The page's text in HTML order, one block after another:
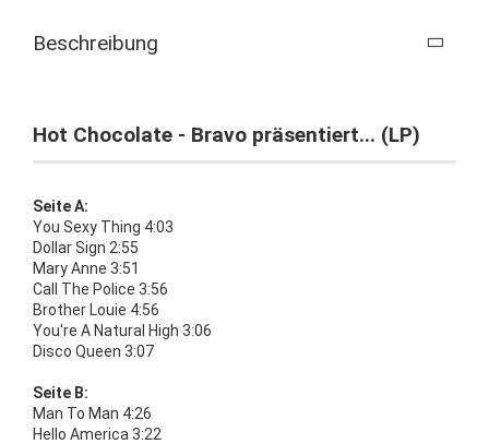
Beschreibung
Hot Chocolate - Bravo präsentiert... (LP)
Seite A:
You Sexy Thing 4:03
Dollar Sign 2:55
Mary Anne 3:51
Call The Police 3:56
Brother Louie 4:56
You're A Natural High 3:06
Disco Queen 3:07
Seite B:
Man To Man 4:26
Hello America 3:22